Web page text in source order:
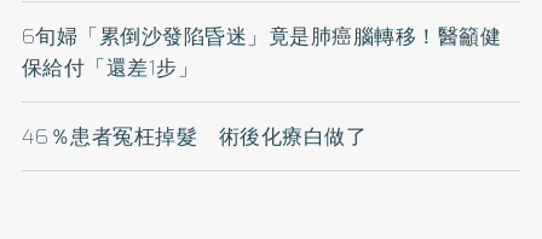
6旬婦「累倒沙發陷昏迷」竟是肺癌腦轉移！醫籲健
保給付「還差1步」
46％患者冤枉掉髮 術後化療白做了